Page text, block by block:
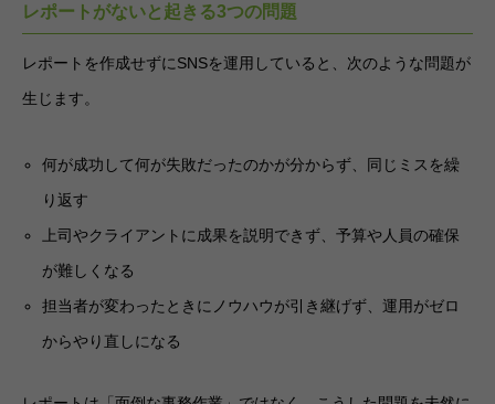
レポートがないと起きる3つの問題
レポートを作成せずにSNSを運用していると、次のような問題が
生じます。
何が成功して何が失敗だったのかが分からず、同じミスを繰
り返す
上司やクライアントに成果を説明できず、予算や人員の確保
が難しくなる
担当者が変わったときにノウハウが引き継げず、運用がゼロ
からやり直しになる